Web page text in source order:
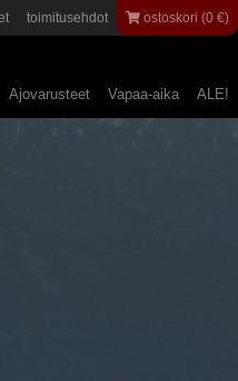
toimitusehdot ostoskori (0 €)
Ajovarusteet Vapaa-aika ALE!